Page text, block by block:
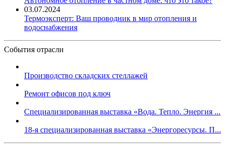
03.07.2024
Термоэксперт: Ваш проводник в мир отопления и
водоснабжения
События отрасли
Производство складских стеллажей
Ремонт офисов под ключ
Специализированная выставка «Вода. Тепло. Энергия ...
18-я специализированная выставка «Энергоресурсы. П...